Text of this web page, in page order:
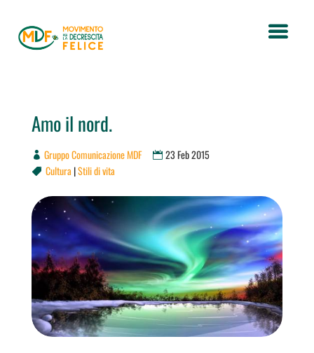
Amo il nord.
Gruppo Comunicazione MDF 23 Feb 2015
 Cultura |Stili di vita